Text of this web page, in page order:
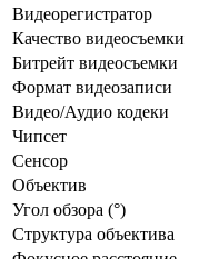
Видеорегистратор
Качество видеосъемки
Битрейт видеосъемки
Формат видеозаписи
Видео/Аудио кодеки
Чипсет
Сенсор
Объектив
Угол обзора (°)
Структура объектива